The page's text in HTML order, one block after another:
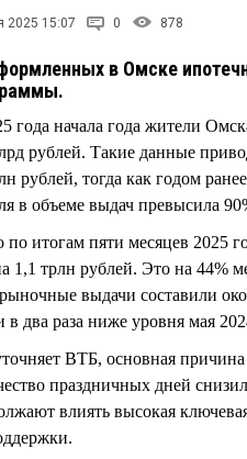
2025 15:07 0 878
в Омске
года начала года жители
рублей. Такие данные
рублей, тогда как годом
в объеме выдач превысила
по итогам пяти месяцев 2025
1,1 трлн рублей. Это на 44%
выдачи составили
в два раза ниже уровня мая
ВТБ, основная
праздничных дней
влиять высокая